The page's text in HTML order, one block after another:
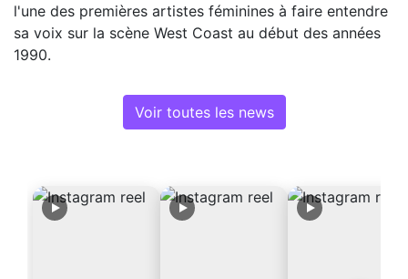
l'une des premières artistes féminines à faire entendre
sa voix sur la scène West Coast au début des années
1990.
Voir toutes les news